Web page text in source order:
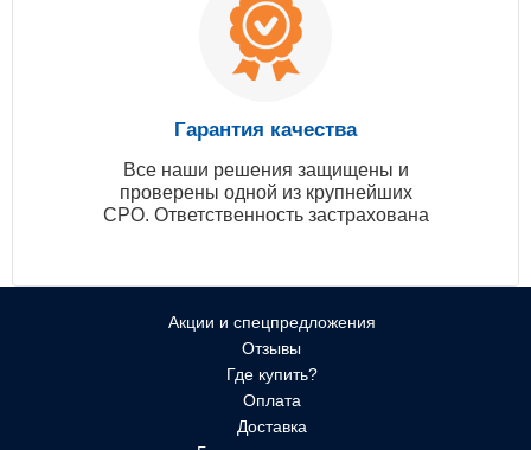
Гарантия качества
Все наши решения защищены и
проверены одной из крупнейших
СРО. Ответственность застрахована
Акции и спецпредложения
Отзывы
Где купить?
Оплата
Доставка